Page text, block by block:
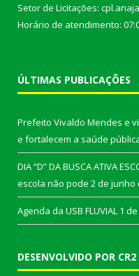
Setor de Licitações:
Horário de atendimento:
ÚLTIMAS PUBLICAÇÕES
Prefeito Vivaldo Mendes e
e fortalecem a saúde
DIA “D” DA BUSCA ATIVA
escola não pode 2 de junho
Agenda da USB FLUVIAL 1
DESENVOLVIDO POR CR2